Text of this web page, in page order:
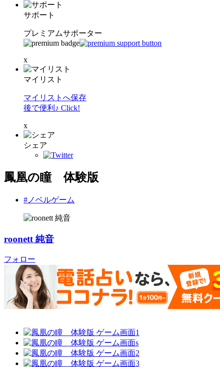
サポート
プレミアムサポーター
x
マイリスト
マイリストへ保存
後で便利♪ Click!
x
シェア
鳳凰の瞳 体験版
#ノベルゲーム
roonett 純音
フォロー